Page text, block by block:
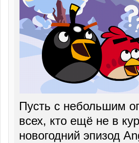
Пусть с небольшим
всех, кто ещё не в
новогодний эпизод